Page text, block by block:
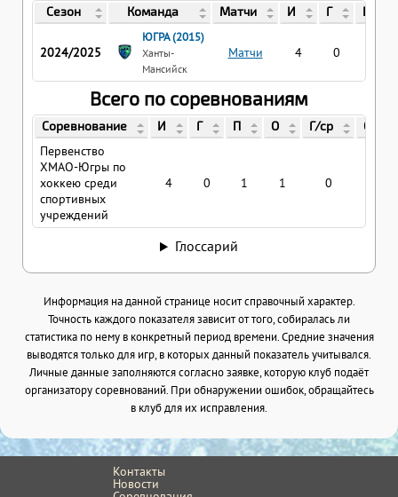
Сезон Команда Матчи И Г П
2024/2025
ЮГРА (2015)
Ханты-
Мансийск
Матчи 4 0
Всего по соревнованиям
Соревнование И Г П О Г/ср О/ср
Первенство
ХМАО-Югры по
хоккею среди
спортивных
учреждений
4 0 1 1 0
Глоссарий
Информация на данной странице носит справочный характер.
Точность каждого показателя зависит от того, собиралась ли
статистика по нему в конкретный период времени. Средние значения
выводятся только для игр, в которых данный показатель учитывался.
Личные данные заполняются согласно заявке, которую клуб подаёт
организатору соревнований. При обнаружении ошибок, обращайтесь
в клуб для их исправления.
Контакты
Новости